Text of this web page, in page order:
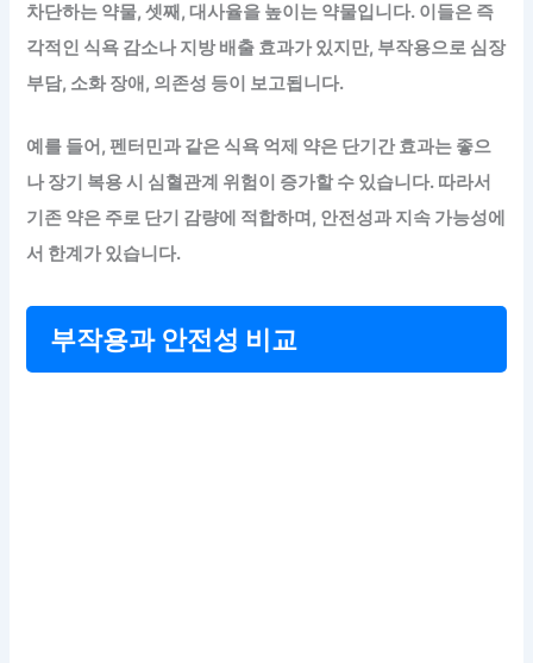
차단하는 약물, 셋째, 대사율을 높이는 약물입니다. 이들은 즉
각적인 식욕 감소나 지방 배출 효과가 있지만, 부작용으로 심장
부담, 소화 장애, 의존성 등이 보고됩니다.
예를 들어, 펜터민과 같은 식욕 억제 약은 단기간 효과는 좋으
나 장기 복용 시 심혈관계 위험이 증가할 수 있습니다. 따라서
기존 약은 주로 단기 감량에 적합하며, 안전성과 지속 가능성에
서 한계가 있습니다.
부작용과 안전성 비교